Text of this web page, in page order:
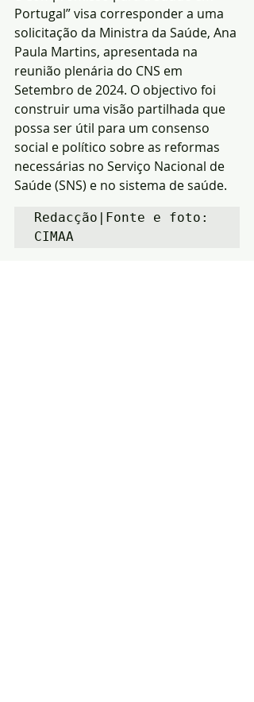
Portugal” visa corresponder a uma
solicitação da Ministra da Saúde, Ana
Paula Martins, apresentada na
reunião plenária do CNS em
Setembro de 2024. O objectivo foi
construir uma visão partilhada que
possa ser útil para um consenso
social e político sobre as reformas
necessárias no Serviço Nacional de
Saúde (SNS) e no sistema de saúde.
Redacção|Fonte e foto:
CIMAA